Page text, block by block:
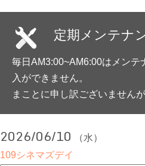
定期メンテナ
毎日AM3:00~AM6:00はメンテ
入ができません。
まことに申し訳ございません
2026/06/10
（水）
109シネマズデイ